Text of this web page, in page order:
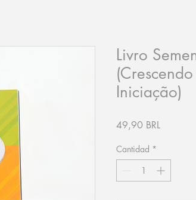
Livro
Iniciação)
49,90 BRL
Cantidad *